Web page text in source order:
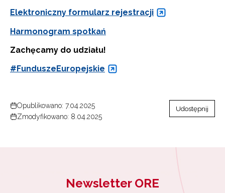
Elektroniczny formularz rejestracji
Harmonogram spotkań
Zachęcamy do udziału!
#FunduszeEuropejskie
Opublikowano: 7.04.2025
Zmodyfikowano: 8.04.2025
Udostępnij
Newsletter ORE